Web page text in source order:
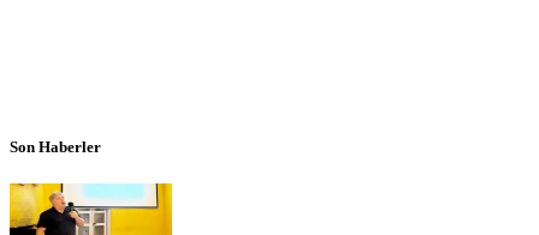
Son Haberler